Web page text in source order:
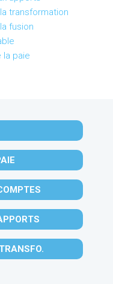
transformation
fusion
la paie